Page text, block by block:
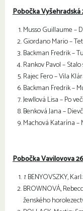
Pobočka Vyšehradská
Musso Guillaume –
Giordano Mario –
Backman Fredrik –
Rankov Pavol –
Rajec Fero – Vila
Backman Fredrik –
Jewllová Lisa – Po
Benková Jana –
Machová Katarína –
Pobočka Vavilovova
1. BENYOVSZKY,
BROWNOVÁ,
ženského